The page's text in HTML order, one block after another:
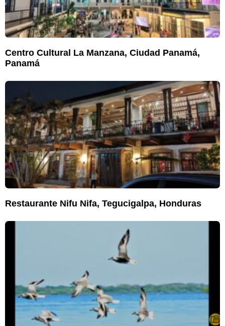
Centro Cultural La Manzana, Ciudad Panamá,
Panamá
Restaurante Nifu Nifa, Tegucigalpa, Honduras